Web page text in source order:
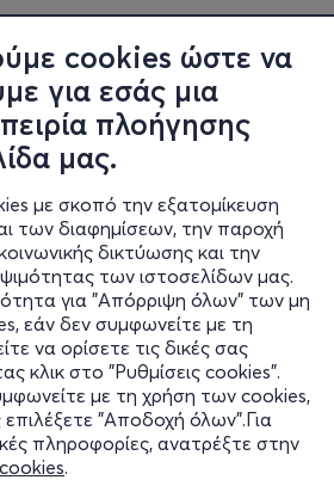
cookies ώστε να
για εσάς μια
πλοήγησης
μας.
με σκοπό την εξατομίκευση
των διαφημίσεων, την παροχή
δικτύωσης και την
των ιστοσελίδων μας.
για "Απόρριψη όλων" των μη
εάν δεν συμφωνείτε με τη
να ορίσετε τις δικές σας
κλικ στο "Ρυθμίσεις cookies".
με τη χρήση των cookies,
"Αποδοχή όλων".Για
πληροφορίες, ανατρέξτε στην
.